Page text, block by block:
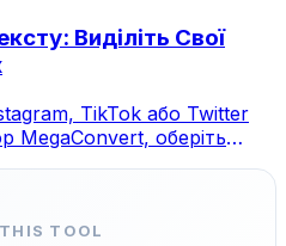
Виділіть Свої
TikTok або Twitter
MegaConvert, оберіть
TOOL